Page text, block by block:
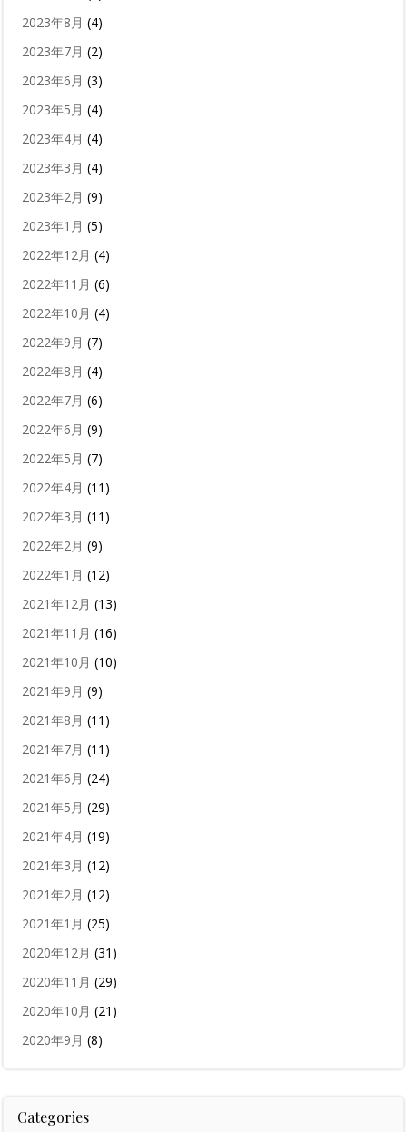
2023年8月 (4)
2023年7月 (2)
2023年6月 (3)
2023年5月 (4)
2023年4月 (4)
2023年3月 (4)
2023年2月 (9)
2023年1月 (5)
2022年12月 (4)
2022年11月 (6)
2022年10月 (4)
2022年9月 (7)
2022年8月 (4)
2022年7月 (6)
2022年6月 (9)
2022年5月 (7)
2022年4月 (11)
2022年3月 (11)
2022年2月 (9)
2022年1月 (12)
2021年12月 (13)
2021年11月 (16)
2021年10月 (10)
2021年9月 (9)
2021年8月 (11)
2021年7月 (11)
2021年6月 (24)
2021年5月 (29)
2021年4月 (19)
2021年3月 (12)
2021年2月 (12)
2021年1月 (25)
2020年12月 (31)
2020年11月 (29)
2020年10月 (21)
2020年9月 (8)
Categories